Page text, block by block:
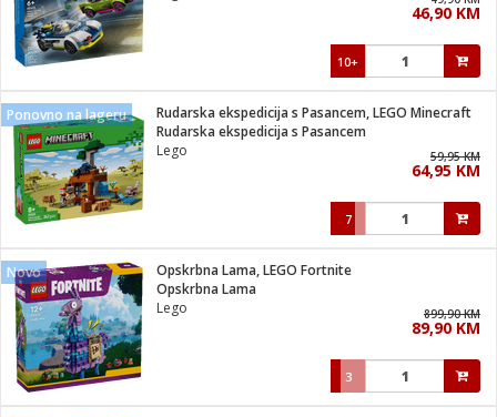
46,90 KM
10+
Ponovno na lageru
Rudarska ekspedicija s Pasancem, LEGO Minecraft
Rudarska ekspedicija s Pasancem
Lego
59,95 KM
64,95 KM
7
Novo
Opskrbna Lama, LEGO Fortnite
Opskrbna Lama
Lego
899,90 KM
89,90 KM
3